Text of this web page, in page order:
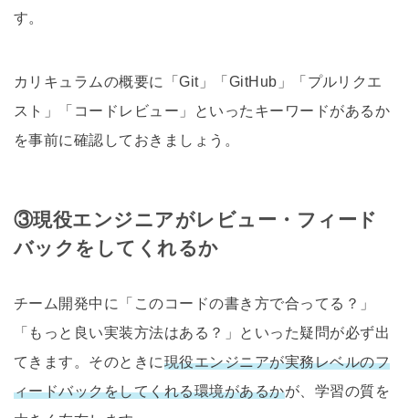
す。
カリキュラムの概要に「Git」「GitHub」「プルリクエ
スト」「コードレビュー」といったキーワードがあるか
を事前に確認しておきましょう。
③現役エンジニアがレビュー・フィード
バックをしてくれるか
チーム開発中に「このコードの書き方で合ってる？」
「もっと良い実装方法はある？」といった疑問が必ず出
てきます。そのときに現役エンジニアが実務レベルのフ
ィードバックをしてくれる環境があるかが、学習の質を